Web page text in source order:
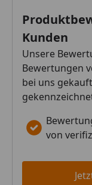
Kunden
Unsere
Bewertungen
bei uns
von